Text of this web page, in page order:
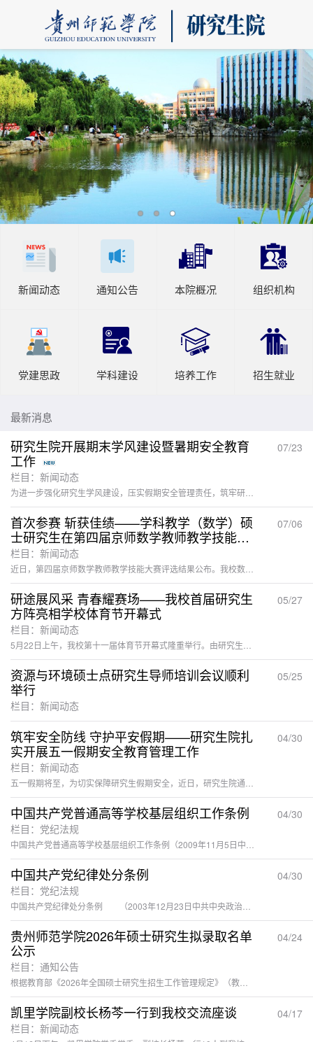
新闻动态 通知公告 本院概况 组织机构
党建思政 学科建设 培养工作 招生就业
最新消息
研究生院开展期末学风建设暨暑期安全教育
栏目：新闻动态
07/23
首次参赛 斩获佳绩——学科教学（数学）硕
士研究生在第四届京师数学教师教学技能大
赛中取得优异成绩
栏目：新闻动态
07/06
研途展风采 青春耀赛场——我校首届研究生
方阵亮相学校体育节开幕式
栏目：新闻动态
05/27
资源与环境硕士点研究生导师培训会议顺利
举行
栏目：新闻动态
05/25
筑牢安全防线 守护平安假期——研究生院扎
实开展五一假期安全教育管理工作
栏目：新闻动态
04/30
中国共产党普通高等学校基层组织工作条例
栏目：党纪法规
04/30
中国共产党纪律处分条例
栏目：党纪法规
04/30
贵州师范学院2026年硕士研究生拟录取名单
公示
栏目：通知公告
04/24
凯里学院副校长杨芩一行到我校交流座谈
栏目：新闻动态
04/17